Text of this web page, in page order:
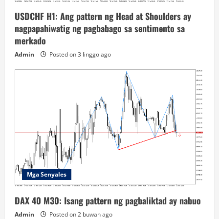
USDCHF H1: Ang pattern ng Head at Shoulders ay
nagpapahiwatig ng pagbabago sa sentimento sa
merkado
Admin Posted on 3 linggo ago
Mga Senyales
DAX 40 M30: Isang pattern ng pagbaliktad ay nabuo
Admin Posted on 2 buwan ago